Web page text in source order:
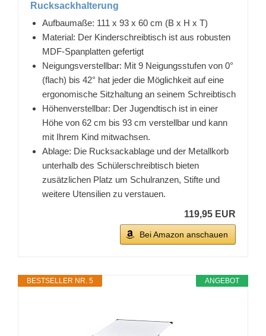
Rucksackhalterung
Aufbaumaße: 111 x 93 x 60 cm (B x H x T)
Material: Der Kinderschreibtisch ist aus robusten
MDF-Spanplatten gefertigt
Neigungsverstellbar: Mit 9 Neigungsstufen von 0°
(flach) bis 42° hat jeder die Möglichkeit auf eine
ergonomische Sitzhaltung an seinem Schreibtisch
Höhenverstellbar: Der Jugendtisch ist in einer
Höhe von 62 cm bis 93 cm verstellbar und kann
mit Ihrem Kind mitwachsen.
Ablage: Die Rucksackablage und der Metallkorb
unterhalb des Schülerschreibtisch bieten
zusätzlichen Platz um Schulranzen, Stifte und
weitere Utensilien zu verstauen.
119,95 EUR
Bei Amazon anschauen
ANGEBOT
BESTSELLER NR. 5